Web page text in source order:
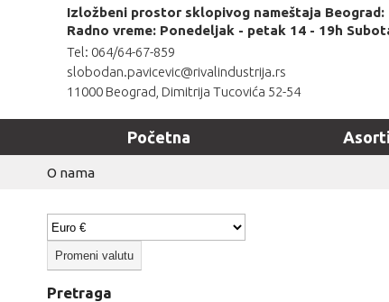
Izložbeni prostor sklopivog nameštaja Beograd:
Radno vreme: Ponedeljak - petak 14 - 19h
Tel: 064/64-67-859
slobodan.pavicevic@rivalindustrija.rs
11000 Beograd, Dimitrija Tucovića 52-54
Početna
O nama
Pretraga